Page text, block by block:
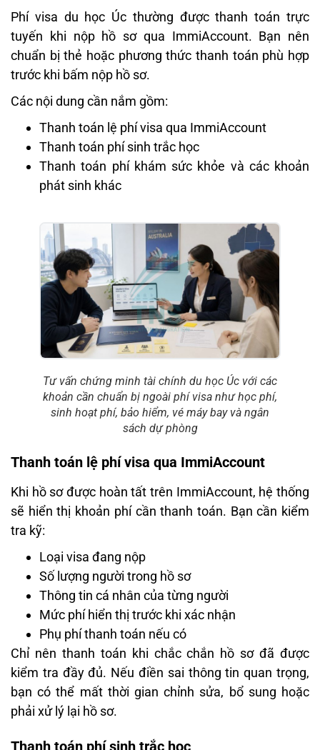
Phí visa du học Úc thường được thanh toán trực
tuyến khi nộp hồ sơ qua ImmiAccount. Bạn nên
chuẩn bị thẻ hoặc phương thức thanh toán phù hợp
trước khi bấm nộp hồ sơ.
Các nội dung cần nắm gồm:
Thanh toán lệ phí visa qua ImmiAccount
Thanh toán phí sinh trắc học
Thanh toán phí khám sức khỏe và các khoản
phát sinh khác
Tư vấn chứng minh tài chính du học Úc với các
khoản cần chuẩn bị ngoài phí visa như học phí,
sinh hoạt phí, bảo hiểm, vé máy bay và ngân
sách dự phòng
Thanh toán lệ phí visa qua ImmiAccount
Khi hồ sơ được hoàn tất trên ImmiAccount, hệ thống
sẽ hiển thị khoản phí cần thanh toán. Bạn cần kiểm
tra kỹ:
Loại visa đang nộp
Số lượng người trong hồ sơ
Thông tin cá nhân của từng người
Mức phí hiển thị trước khi xác nhận
Phụ phí thanh toán nếu có
Chỉ nên thanh toán khi chắc chắn hồ sơ đã được
kiểm tra đầy đủ. Nếu điền sai thông tin quan trọng,
bạn có thể mất thời gian chỉnh sửa, bổ sung hoặc
phải xử lý lại hồ sơ.
Thanh toán phí sinh trắc học